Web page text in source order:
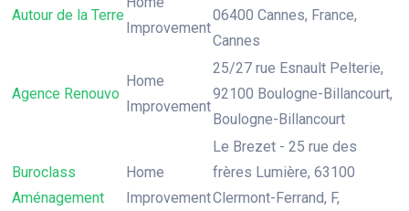
Autour de la Terre
Improvement
06400 Cannes, France,
Cannes
Agence Renouvo
Home
Improvement
25/27 rue Esnault Pelterie,
92100 Boulogne-Billancourt,
Boulogne-Billancourt
Buroclass
Aménagement
Home
Improvement
Le Brezet - 25 rue des
frères Lumière, 63100
Clermont-Ferrand, F,